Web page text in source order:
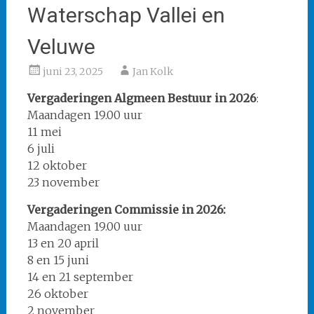
Waterschap Vallei en
Veluwe
juni 23, 2025 Jan Kolk
Vergaderingen Algmeen Bestuur in 2026:
Maandagen 19.00 uur
11 mei
6 juli
12 oktober
23 november
Vergaderingen Commissie in 2026:
Maandagen 19.00 uur
13 en 20 april
8 en 15 juni
14 en 21 september
26 oktober
2 november